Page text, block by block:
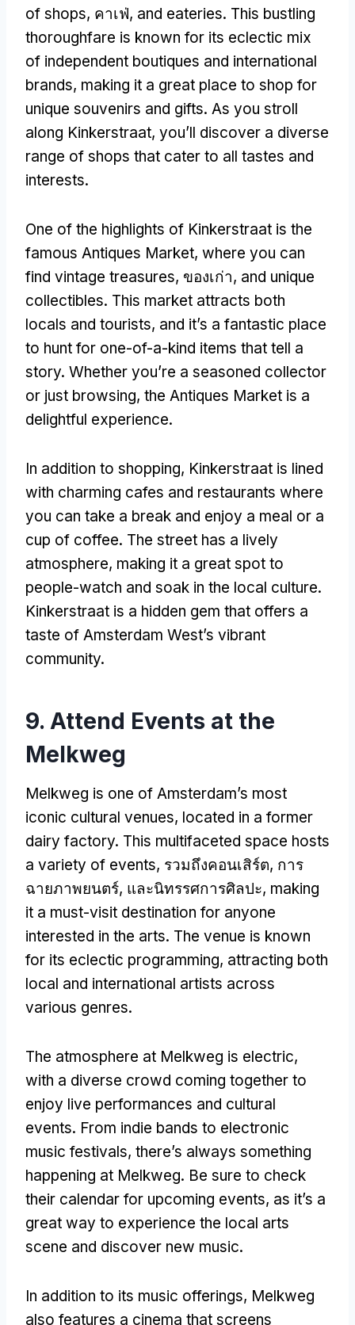
of shops, คาเฟ่, and eateries. This bustling
thoroughfare is known for its eclectic mix
of independent boutiques and international
brands, making it a great place to shop for
unique souvenirs and gifts. As you stroll
along Kinkerstraat, you’ll discover a diverse
range of shops that cater to all tastes and
interests.
One of the highlights of Kinkerstraat is the
famous Antiques Market, where you can
find vintage treasures, ของเก่า, and unique
collectibles. This market attracts both
locals and tourists, and it’s a fantastic place
to hunt for one-of-a-kind items that tell a
story. Whether you’re a seasoned collector
or just browsing, the Antiques Market is a
delightful experience.
In addition to shopping, Kinkerstraat is lined
with charming cafes and restaurants where
you can take a break and enjoy a meal or a
cup of coffee. The street has a lively
atmosphere, making it a great spot to
people-watch and soak in the local culture.
Kinkerstraat is a hidden gem that offers a
taste of Amsterdam West’s vibrant
community.
9. Attend Events at the
Melkweg
Melkweg is one of Amsterdam’s most
iconic cultural venues, located in a former
dairy factory. This multifaceted space hosts
a variety of events, รวมถึงคอนเสิร์ต, การ
ฉายภาพยนตร์, และนิทรรศการศิลปะ, making
it a must-visit destination for anyone
interested in the arts. The venue is known
for its eclectic programming, attracting both
local and international artists across
various genres.
The atmosphere at Melkweg is electric,
with a diverse crowd coming together to
enjoy live performances and cultural
events. From indie bands to electronic
music festivals, there’s always something
happening at Melkweg. Be sure to check
their calendar for upcoming events, as it’s a
great way to experience the local arts
scene and discover new music.
In addition to its music offerings, Melkweg
also features a cinema that screens